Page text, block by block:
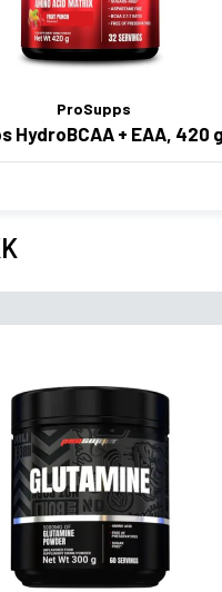
ProSupps
HydroBCAA + EAA, 420